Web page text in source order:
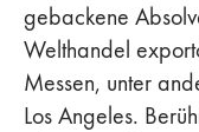
gebackene
Welthandel
Messen, unter
Los Angeles.